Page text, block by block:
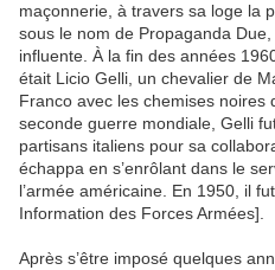
maçonnerie, à travers sa loge la
sous le nom de Propaganda
influente. À la fin des années
était Licio Gelli, un chevalier de
Franco avec les chemises noires
seconde guerre mondiale, Gelli
partisans italiens pour sa
échappa en s’enrôlant dans le
l’armée américaine. En 1950, il
Information des Forces Armées].
Après s’être imposé quelques